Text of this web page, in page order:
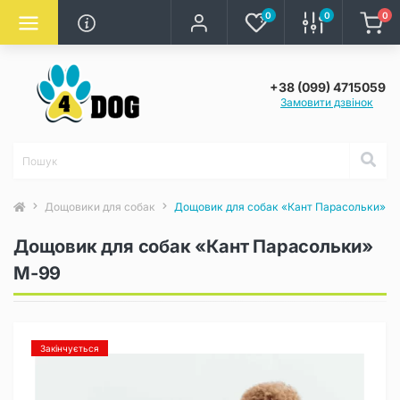
0 0 0
+38 (099) 4715059
Замовити дзвінок
Дощовики для собак Дощовик для собак «Кант Парасольки»
Дощовик для собак «Кант Парасольки»
M-99
Закінчується